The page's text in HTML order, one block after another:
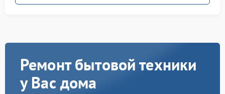
Ремонт бытовой техники
у Вас дома